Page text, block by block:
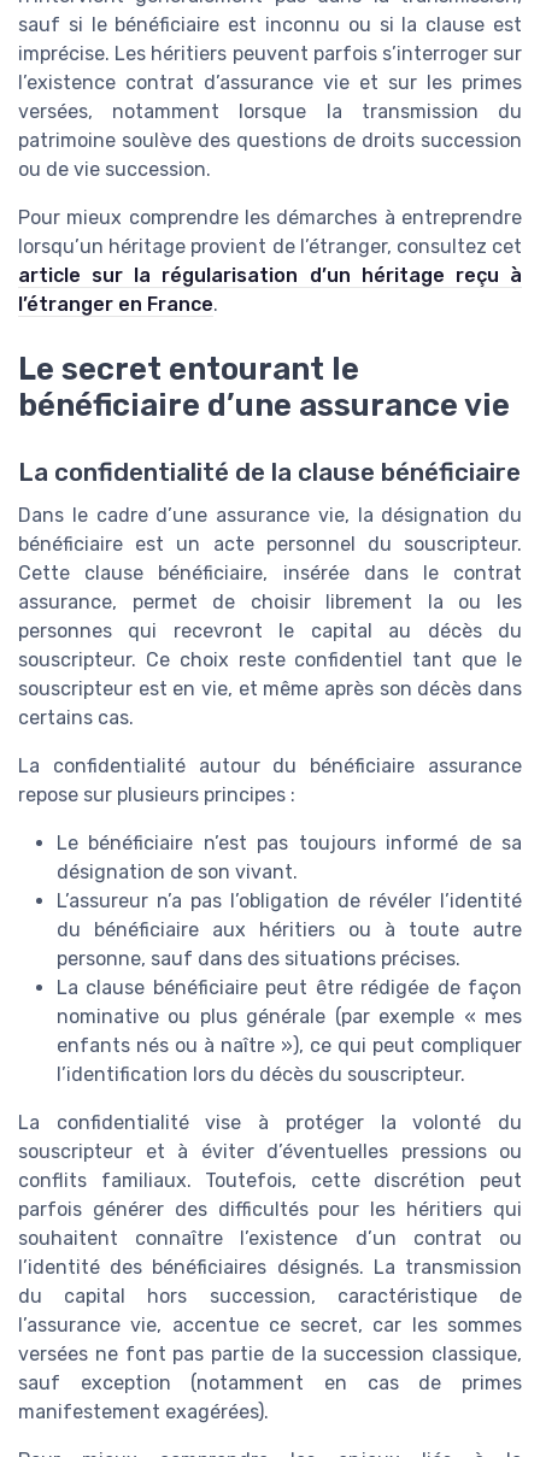
sauf si le bénéficiaire est inconnu ou si la clause est
imprécise. Les héritiers peuvent parfois s’interroger sur
l’existence contrat d’assurance vie et sur les primes
versées, notamment lorsque la transmission du
patrimoine soulève des questions de droits succession
ou de vie succession.
Pour mieux comprendre les démarches à entreprendre
lorsqu’un héritage provient de l’étranger, consultez cet
article sur la régularisation d’un héritage reçu à
l’étranger en France.
Le secret entourant le
bénéficiaire d’une assurance vie
La confidentialité de la clause bénéficiaire
Dans le cadre d’une assurance vie, la désignation du
bénéficiaire est un acte personnel du souscripteur.
Cette clause bénéficiaire, insérée dans le contrat
assurance, permet de choisir librement la ou les
personnes qui recevront le capital au décès du
souscripteur. Ce choix reste confidentiel tant que le
souscripteur est en vie, et même après son décès dans
certains cas.
La confidentialité autour du bénéficiaire assurance
repose sur plusieurs principes :
Le bénéficiaire n’est pas toujours informé de sa
désignation de son vivant.
L’assureur n’a pas l’obligation de révéler l’identité
du bénéficiaire aux héritiers ou à toute autre
personne, sauf dans des situations précises.
La clause bénéficiaire peut être rédigée de façon
nominative ou plus générale (par exemple « mes
enfants nés ou à naître »), ce qui peut compliquer
l’identification lors du décès du souscripteur.
La confidentialité vise à protéger la volonté du
souscripteur et à éviter d’éventuelles pressions ou
conflits familiaux. Toutefois, cette discrétion peut
parfois générer des difficultés pour les héritiers qui
souhaitent connaître l’existence d’un contrat ou
l’identité des bénéficiaires désignés. La transmission
du capital hors succession, caractéristique de
l’assurance vie, accentue ce secret, car les sommes
versées ne font pas partie de la succession classique,
sauf exception (notamment en cas de primes
manifestement exagérées).